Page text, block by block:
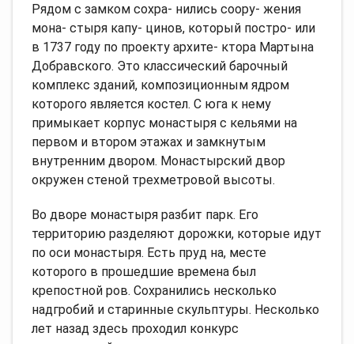
Рядом с замком сохра- нились соору- жения
мона- стыря капу- цинов, который постро- или
в 1737 году по проекту архите- ктора Мартына
Добравского. Это классический барочный
комплекс зданий, композиционным ядром
которого является костел. С юга к нему
примыкает корпус монастыря с кельями на
первом и втором этажах и замкнутым
внутренним двором. Монастырский двор
окружен стеной трехметровой высоты.
Во дворе монастыря разбит парк. Его
территорию разделяют дорожки, которые идут
по оси монастыря. Есть пруд на, месте
которого в прошедшие времена был
крепостной ров. Сохранились несколько
надгробий и старинные скульптуры. Несколько
лет назад здесь проходил конкурс